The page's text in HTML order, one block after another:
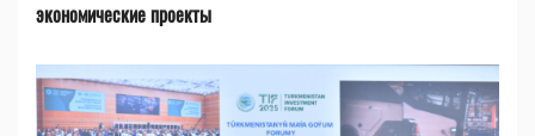
экономические проекты